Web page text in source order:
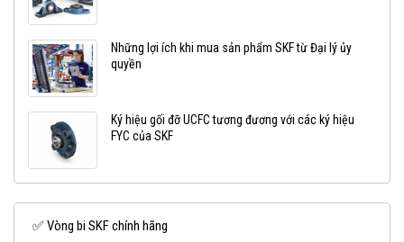
Những lợi ích khi mua sản phẩm SKF từ Đại lý ủy
quyền
Ký hiệu gối đỡ UCFC tương đương với các ký hiệu
FYC của SKF
✅ Vòng bi SKF chính hãng